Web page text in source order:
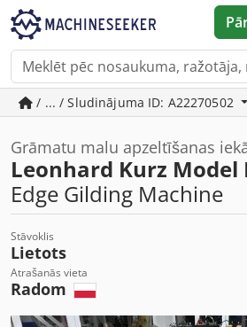
/ ... / Sludinājuma ID: A22270502
Grāmatu malu apzeltīšanas
Leonhard Kurz Model
Edge Gilding Machine
Stāvoklis
Lietots
Atrašanās vieta
Radom